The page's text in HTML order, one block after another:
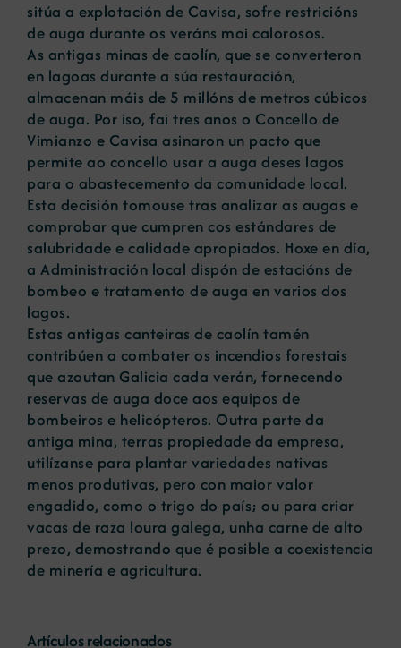
sitúa a explotación de Cavisa, sofre restricións
de auga durante os veráns moi calorosos.
As antigas minas de caolín, que se converteron
en lagoas durante a súa restauración,
almacenan máis de 5 millóns de metros cúbicos
de auga. Por iso, fai tres anos o Concello de
Vimianzo e Cavisa asinaron un pacto que
permite ao concello usar a auga deses lagos
para o abastecemento da comunidade local.
Esta decisión tomouse tras analizar as augas e
comprobar que cumpren cos estándares de
salubridade e calidade apropiados. Hoxe en día,
a Administración local dispón de estacións de
bombeo e tratamento de auga en varios dos
lagos.
Estas antigas canteiras de caolín tamén
contribúen a combater os incendios forestais
que azoutan Galicia cada verán, fornecendo
reservas de auga doce aos equipos de
bombeiros e helicópteros. Outra parte da
antiga mina, terras propiedade da empresa,
utilízanse para plantar variedades nativas
menos produtivas, pero con maior valor
engadido, como o trigo do país; ou para criar
vacas de raza loura galega, unha carne de alto
prezo, demostrando que é posible a coexistencia
de minería e agricultura.
Artículos relacionados